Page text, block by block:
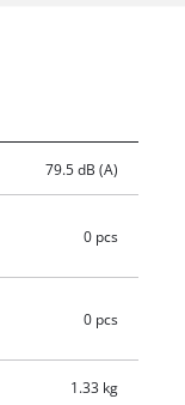
79.5 dB (A)
0 pcs
0 pcs
1.33 kg